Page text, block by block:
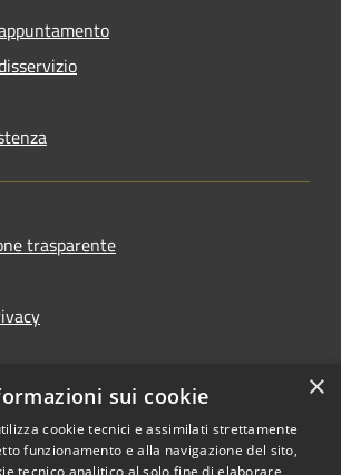
trasparente
accessibilità
×
sui cookie
cookie tecnici e assimilati strettamente
funzionamento e alla navigazione del sito,
tecnico analitico al solo fine di elaborare